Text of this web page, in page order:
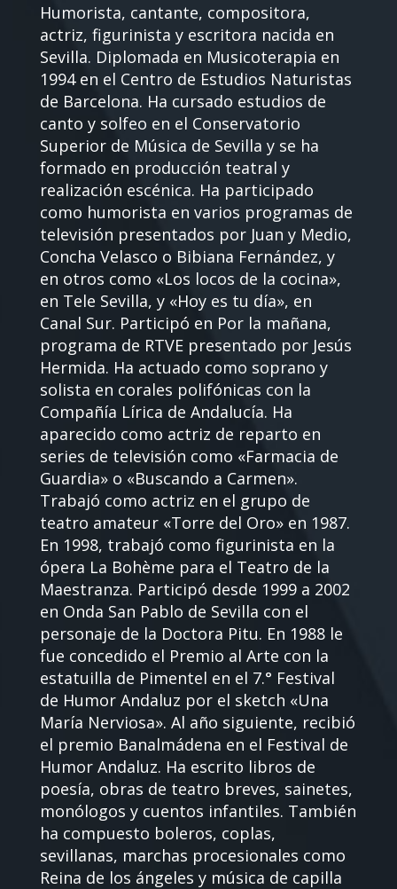
Humorista, cantante, compositora,
actriz, figurinista y escritora nacida en
Sevilla. Diplomada en Musicoterapia en
1994 en el Centro de Estudios Naturistas
de Barcelona. Ha cursado estudios de
canto y solfeo en el Conservatorio
Superior de Música de Sevilla y se ha
formado en producción teatral y
realización escénica. Ha participado
como humorista en varios programas de
televisión presentados por Juan y Medio,
Concha Velasco o Bibiana Fernández, y
en otros como «Los locos de la cocina»,
en Tele Sevilla, y «Hoy es tu día», en
Canal Sur. Participó en Por la mañana,
programa de RTVE presentado por Jesús
Hermida. Ha actuado como soprano y
solista en corales polifónicas con la
Compañía Lírica de Andalucía. Ha
aparecido como actriz de reparto en
series de televisión como «Farmacia de
Guardia» o «Buscando a Carmen».
Trabajó como actriz en el grupo de
teatro amateur «Torre del Oro» en 1987.
En 1998, trabajó como figurinista en la
ópera La Bohème para el Teatro de la
Maestranza. Participó desde 1999 a 2002
en Onda San Pablo de Sevilla con el
personaje de la Doctora Pitu. En 1988 le
fue concedido el Premio al Arte con la
estatuilla de Pimentel en el 7.° Festival
de Humor Andaluz por el sketch «Una
María Nerviosa». Al año siguiente, recibió
el premio Banalmádena en el Festival de
Humor Andaluz. Ha escrito libros de
poesía, obras de teatro breves, sainetes,
monólogos y cuentos infantiles. También
ha compuesto boleros, coplas,
sevillanas, marchas procesionales como
Reina de los ángeles y música de capilla